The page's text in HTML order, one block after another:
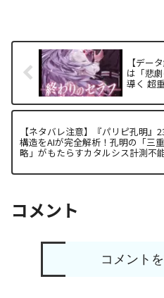
【デー
は「悲
導く 超
【ネタバレ注意】『パリピ孔明』
構造をAIが完全解析！孔明の「三
略」がもたらすカタルシス計測不
コメント
コメント